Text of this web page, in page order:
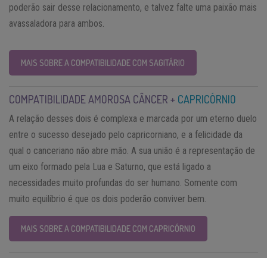
poderão sair desse relacionamento, e talvez falte uma paixão mais
avassaladora para ambos.
MAIS SOBRE A COMPATIBILIDADE COM SAGITÁRIO
COMPATIBILIDADE AMOROSA CÂNCER + CAPRICÓRNIO
A relação desses dois é complexa e marcada por um eterno duelo
entre o sucesso desejado pelo capricorniano, e a felicidade da
qual o canceriano não abre mão. A sua união é a representação de
um eixo formado pela Lua e Saturno, que está ligado a
necessidades muito profundas do ser humano. Somente com
muito equilíbrio é que os dois poderão conviver bem.
MAIS SOBRE A COMPATIBILIDADE COM CAPRICÓRNIO